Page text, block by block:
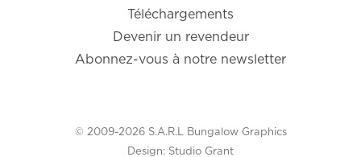
Téléchargements
Devenir un revendeur
Abonnez-vous à notre newsletter
© 2009-2026 S.A.R.L Bungalow Graphics
Design: Studio Grant